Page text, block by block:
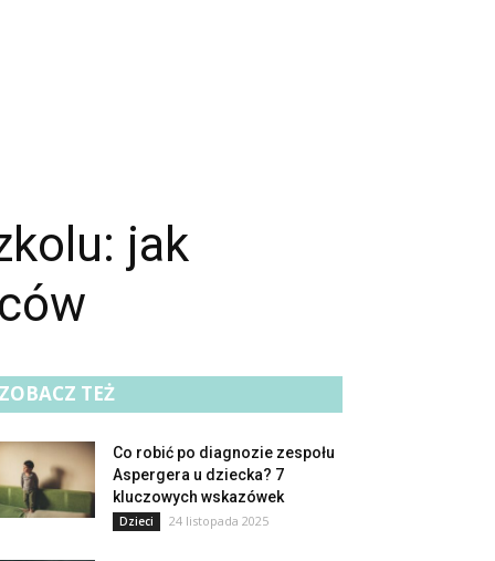
jak
ZOBACZ TEŻ
Co robić po diagnozie zespołu
Aspergera u dziecka? 7
kluczowych wskazówek
Dzieci 24 listopada 2025